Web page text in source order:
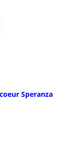
Speranza